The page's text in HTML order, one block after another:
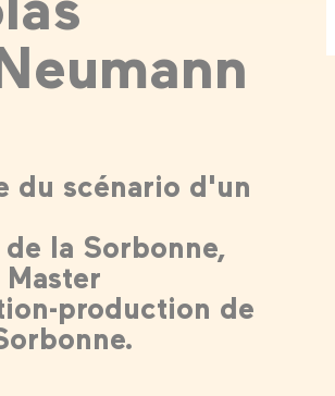
du scénario d'un
la Sorbonne,
production de